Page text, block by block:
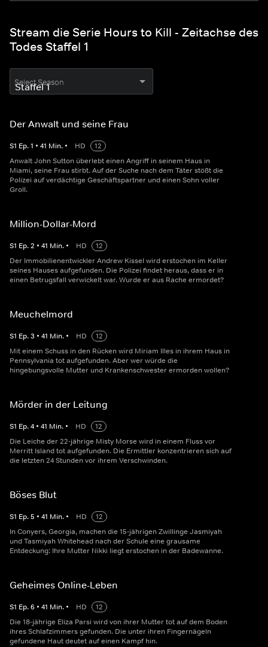
Stream die Serie Hours to Kill - Zeitachse des
Todes Staffel 1
Select Season
Der Anwalt und seine Frau
S1 Ep.1 • 41 Min. • HD
12
Anwalt John Sutton überlebt einen Angriff in seinem Haus in
Miami, seine Frau stirbt. Auf der Suche nach dem Täter stößt die
Polizei auf verdächtige Geschäftspartner und einen Sohn voller
Groll.
Million-Dollar-Mord
S1 Ep.2 • 41 Min. • HD
12
Der Immobilienentwickler Andrew Kissel wird erstochen im Keller
seines Hauses aufgefunden. Die Polizei findet heraus, dass er in
einen Betrugsfall verwickelt war. Wurde er aus Rache ermordet?
Meuchelmord
S1 Ep.3 • 41 Min. • HD
12
Mit einem Schuss in den Rücken wird Miriam Illes in ihrem Haus in
Pennsylvania tot aufgefunden. Aber wer würde die
hingebungsvolle Mutter und Krankenschwester ermorden wollen?
Mörder in der Leitung
S1 Ep.4 • 41 Min. • HD
12
Die Leiche der 22-jährige Misty Morse wird in einem Fluss vor
Merritt Island tot aufgefunden. Die Ermittler konzentrieren sich auf
die letzten 24 Stunden vor ihrem Verschwinden.
Böses Blut
S1 Ep.5 • 41 Min. • HD
12
In Conyers, Georgia, machen die 15-jährigen Zwillinge Jasmiyah
und Tasmiyah Whitehead nach der Schule eine grausame
Entdeckung: Ihre Mutter Nikki liegt erstochen in der Badewanne.
Geheimes Online-Leben
S1 Ep.6 • 41 Min. • HD
12
Die 18-jährige Eliza Parsi wird von ihrer Mutter tot auf dem Boden
ihres Schlafzimmers gefunden. Die unter ihren Fingernägeln
gefundene Haut deutet auf einen Kampf hin.